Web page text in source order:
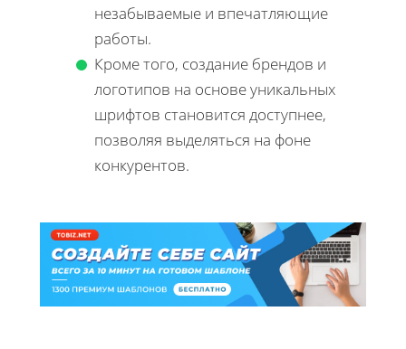
незабываемые и впечатляющие
работы.
Кроме того, создание брендов и
логотипов на основе уникальных
шрифтов становится доступнее,
позволяя выделяться на фоне
конкурентов.